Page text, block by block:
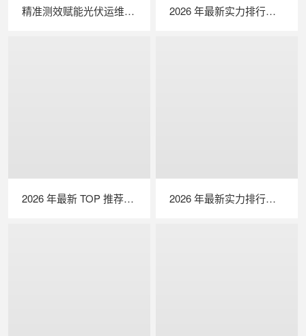
精准测效赋能光伏运维，苏州 LAILX LX‑PV32 便携式 IV 测试仪打造现场检测新标杆 2026 年最新实力排行｜无人机 EL 检测系统 TOP 推荐，LAILX LXH210 深度解析
2026 年最新 TOP 推荐｜绝缘接地综合测试仪实力排行，LAILX LXH601 深度测评 2026 年最新实力排行｜光伏清洗机器人 TOP 推荐，LAILX LX‑H403 深度解析